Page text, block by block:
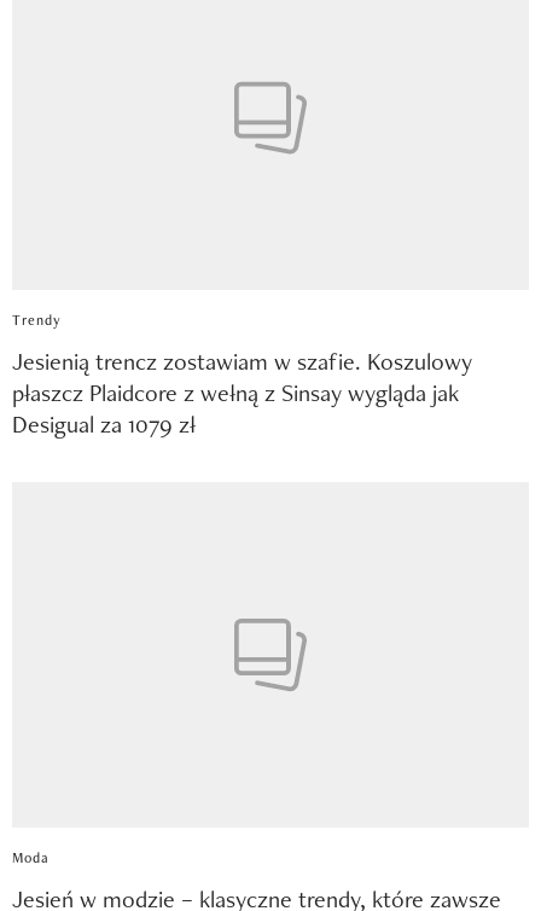
Trendy
Jesienią trencz zostawiam w szafie. Koszulowy
płaszcz Plaidcore z wełną z Sinsay wygląda jak
Desigual za 1079 zł
Moda
Jesień w modzie – klasyczne trendy, które zawsze